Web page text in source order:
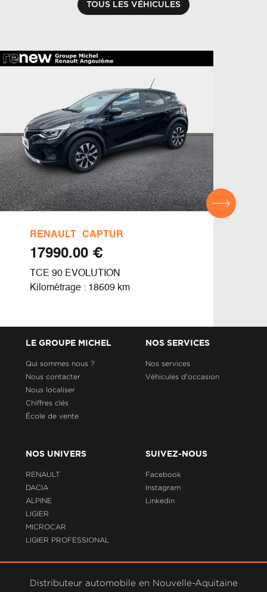
RENAULT CAPTUR
€ 17990.00
TCE 90 EVOLUTION
Kilométrage : 18609 km
TOUS LES VÉHICULES
LE GROUPE MICHEL
Qui sommes nous ?
Nous contacter
Nous localiser
Chiffres clés
École de vente
NOS SERVICES
Nos services
Véhicules d'occasion
NOS UNIVERS
RENAULT
DACIA
ALPINE
LIGIER
MICROCAR
LIGIER PROFESSIONAL
SUIVEZ-NOUS
Facebook
Instagram
Linkedin
Distributeur automobile en Nouvelle-Aquitaine